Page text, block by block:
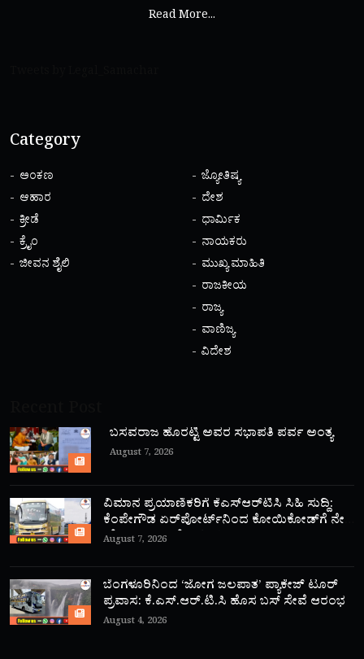
Read More...
Category
ಅಂಕಣ
ಆಹಾರ
ಕ್ರೀಡೆ
ಕ್ರೈಂ
ಜೀವನ ಶೈಲಿ
ಜ್ಯೋತಿಷ್ಯ
ದೇಶ
ಧಾರ್ಮಿಕ
ನಾಯಕರು
ಮುಖ್ಯ ಮಾಹಿತಿ
ರಾಜಕೀಯ
ರಾಜ್ಯ
ವಾಣಿಜ್ಯ
ವಿದೇಶ
ಬಸವರಾಜ ಹೊರಟ್ಟಿ ಅವರ ಸಭಾಪತಿ ಪರ್ವ ಅಂತ್ಯ
August 7, 2026
ವಿಮಾನ ಪ್ರಯಾಣಿಕರಿಗೆ ಕೆಎಸ್‌ಆರ್‌ಟಿಸಿ ಸಿಹಿ ಸುದ್ದಿ:
ಕೆಂಪೇಗೌಡ ಏರ್‌ಪೋರ್ಟ್‌ನಿಂದ ಕೋಯಿಕೋಡ್‌ಗೆ ನೇರ
‘ಫ್ಲೈ ಬಸ್’ ಸಾರಿಗೆ ಆರಂಭ!
August 7, 2026
ಬೆಂಗಳೂರಿನಿಂದ ‘ಜೋಗ ಜಲಪಾತ’ ಪ್ಯಾಕೇಜ್ ಟೂರ್
ಪ್ರವಾಸ: ಕೆ.ಎಸ್.ಆರ್.ಟಿ.ಸಿ ಹೊಸ ಬಸ್ ಸೇವೆ ಆರಂಭ
August 4, 2026